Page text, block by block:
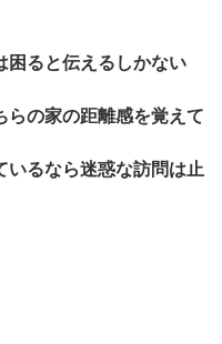
困ると伝えるしかない
らの家の距離感を覚えて
いるなら迷惑な訪問は止